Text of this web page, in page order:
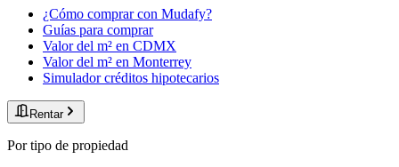
¿Cómo comprar con Mudafy?
Guías para comprar
Valor del m² en CDMX
Valor del m² en Monterrey
Simulador créditos hipotecarios
Rentar
Por tipo de propiedad